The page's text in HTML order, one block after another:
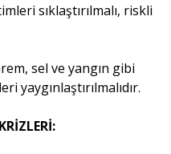
sıklaştırılmalı, riskli
sel ve yangın gibi
yaygınlaştırılmalıdır.